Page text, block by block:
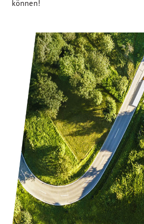
können!